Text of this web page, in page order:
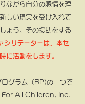
ながら自分の感情を理
新しい現実を受け入れて
ょう。その援助をする
シリテーターは、本セ
に活動をします。
グラム（RP)の一つで
For All Children, Inc.